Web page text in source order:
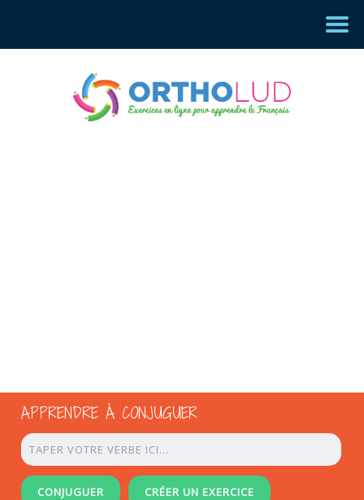
APPRENDRE À CONJUGUER
CONJUGUER CRÉER UN EXERCICE